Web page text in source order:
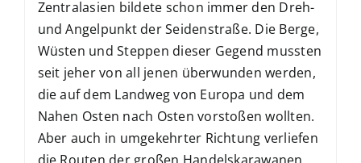
Zentralasien bildete schon immer den Dreh-
und Angelpunkt der Seidenstraße. Die Berge,
Wüsten und Steppen dieser Gegend mussten
seit jeher von all jenen überwunden werden,
die auf dem Landweg von Europa und dem
Nahen Osten nach Osten vorstoßen wollten.
Aber auch in umgekehrter Richtung verliefen